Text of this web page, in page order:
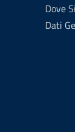
Dove
Dati